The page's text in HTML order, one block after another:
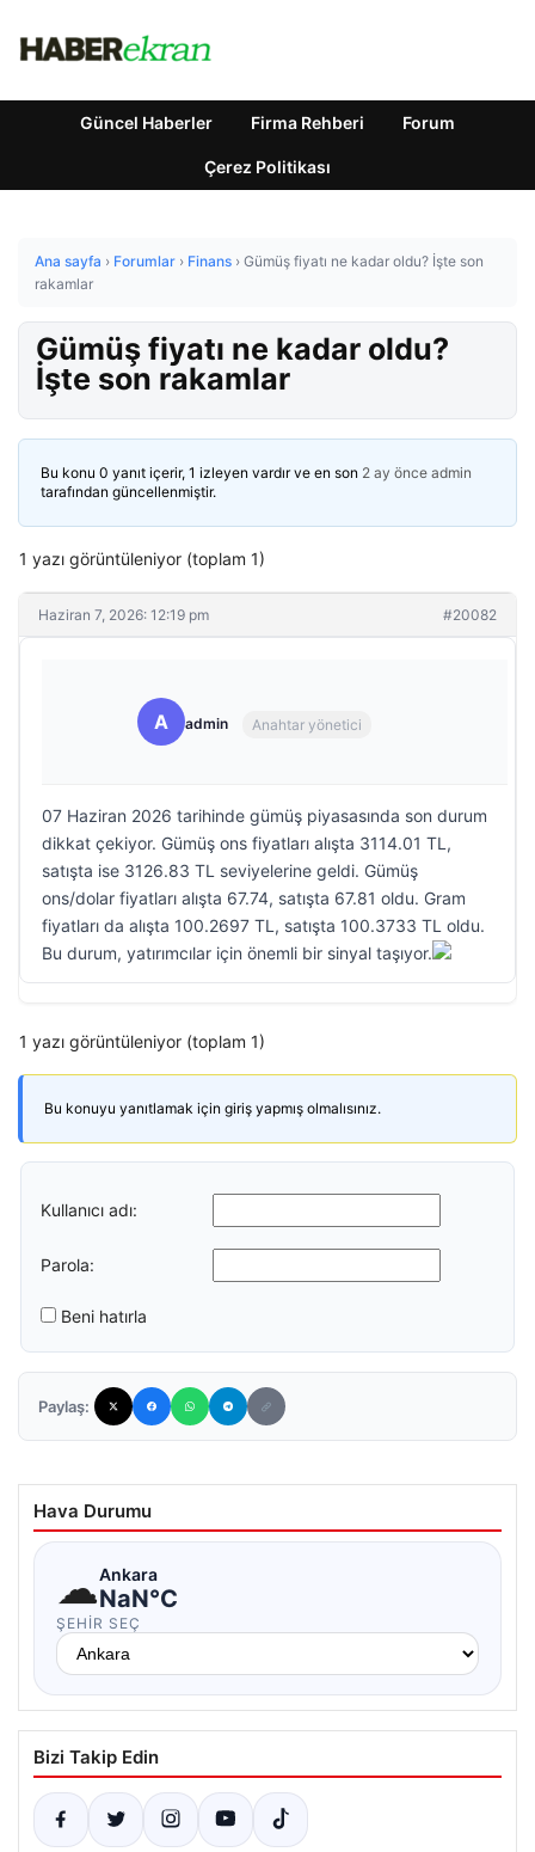
Güncel Haberler Firma Rehberi Forum
Çerez Politikası
Ana sayfa › Forumlar › Finans › Gümüş fiyatı ne kadar oldu? İşte son
rakamlar
Gümüş fiyatı ne kadar oldu?
İşte son rakamlar
Bu konu 0 yanıt içerir, 1 izleyen vardır ve en son 2 ay önce admin
tarafından güncellenmiştir.
1 yazı görüntüleniyor (toplam 1)
Haziran 7, 2026: 12:19 pm #20082
A admin Anahtar yönetici
07 Haziran 2026 tarihinde gümüş piyasasında son durum
dikkat çekiyor. Gümüş ons fiyatları alışta 3114.01 TL,
satışta ise 3126.83 TL seviyelerine geldi. Gümüş
ons/dolar fiyatları alışta 67.74, satışta 67.81 oldu. Gram
fiyatları da alışta 100.2697 TL, satışta 100.3733 TL oldu.
Bu durum, yatırımcılar için önemli bir sinyal taşıyor.
1 yazı görüntüleniyor (toplam 1)
Bu konuyu yanıtlamak için giriş yapmış olmalısınız.
Kullanıcı adı:
Parola:
Beni hatırla
Paylaş:
Hava Durumu
☁Ankara
NaN°C
ŞEHIR SEÇ
Bizi Takip Edin